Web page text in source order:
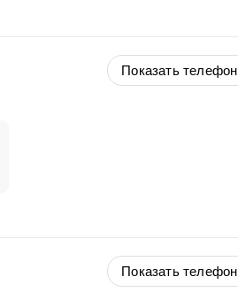
Показать телефон
Показать телефон